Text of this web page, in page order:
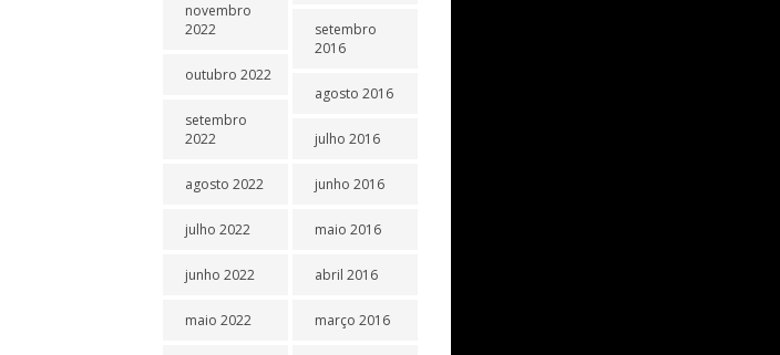
novembro
2022
outubro 2022
setembro
2022
agosto 2022
julho 2022
junho 2022
maio 2022
setembro
2016
agosto 2016
julho 2016
junho 2016
maio 2016
abril 2016
março 2016